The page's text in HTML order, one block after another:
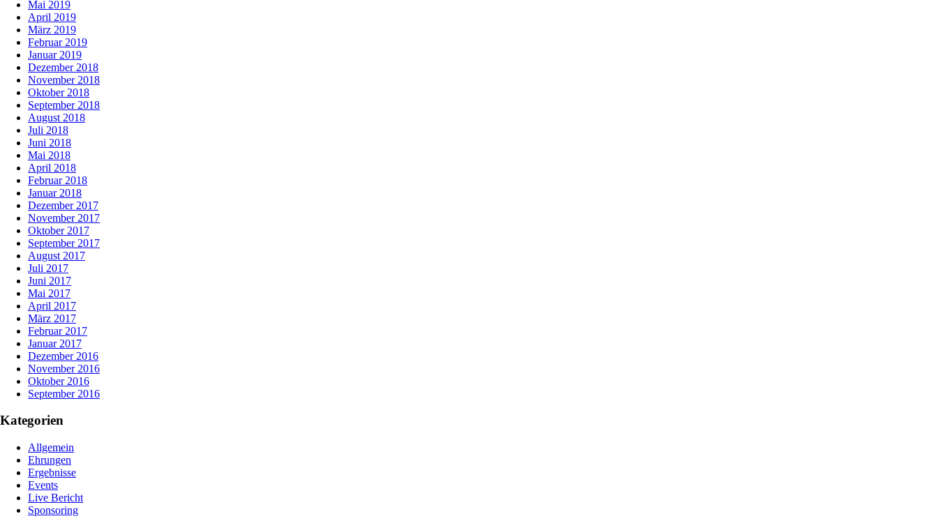
Mai 2019
April 2019
März 2019
Februar 2019
Januar 2019
Dezember 2018
November 2018
Oktober 2018
September 2018
August 2018
Juli 2018
Juni 2018
Mai 2018
April 2018
Februar 2018
Januar 2018
Dezember 2017
November 2017
Oktober 2017
September 2017
August 2017
Juli 2017
Juni 2017
Mai 2017
April 2017
März 2017
Februar 2017
Januar 2017
Dezember 2016
November 2016
Oktober 2016
September 2016
Kategorien
Allgemein
Ehrungen
Ergebnisse
Events
Live Bericht
Sponsoring